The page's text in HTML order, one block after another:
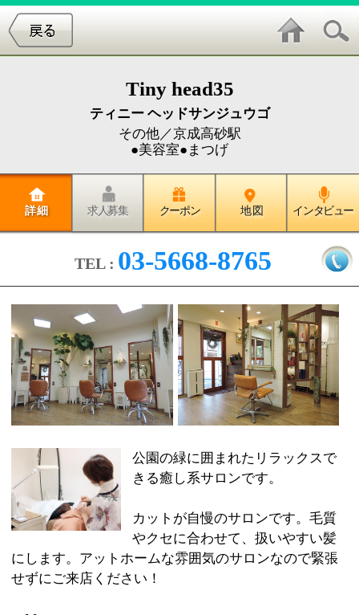
ティニー ヘッドサンジュウゴ
その他／京成高砂駅
●美容室●まつげ
クーポン 地 図 インタビュー
03-5668-8765
公園の緑に囲まれたリラックスで
きる癒し系サロンです。
カットが自慢のサロンです。毛質
やクセに合わせて、扱いやすい髪
にします。アットホームな雰囲気のサロンなので緊張
せずにご来店ください！
■まつげパーマ：\4,800（トリートメント付き） ■カ
ット：￥4,800～ ■スクールカット：￥3,000～ ■パ
ーマ：￥9,800～■トリートメントパーマ：￥10,800
～ ■カラー：￥7,000～ ■リタッチカラー：￥6,500
～ ■ヘナカラー：￥8,500～ ■縮毛矯正：￥16,000
～ ■Rinkajeトリートメント：￥3,000 ■Headspa炭酸
【ドライヘッドスパ】
■15分お試しコース：¥3,000円